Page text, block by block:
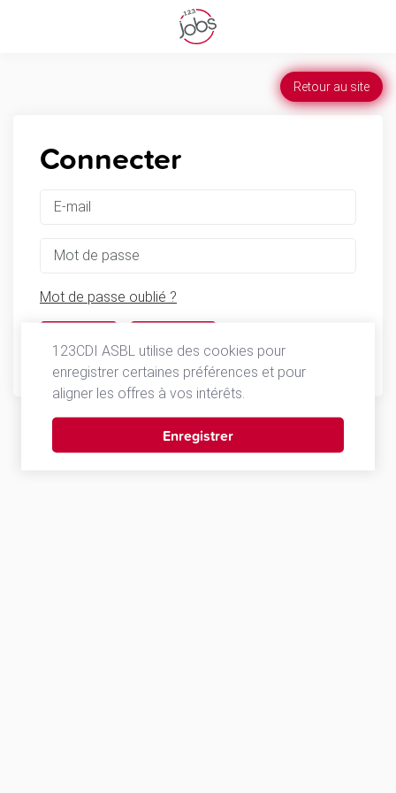
Retour au site
Connecter
Mot de passe oublié ?
123CDI ASBL utilise des cookies pour
enregistrer certaines préférences et pour
aligner les offres à vos intérêts.